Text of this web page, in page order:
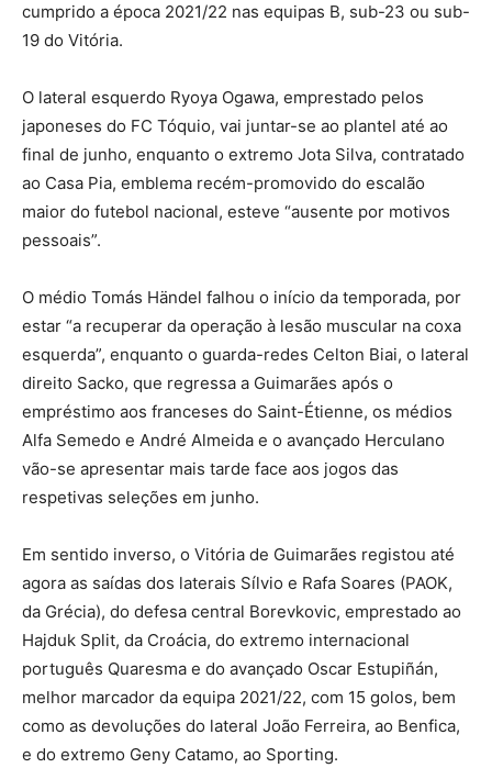
cumprido a época 2021/22 nas equipas B, sub-23 ou sub-
19 do Vitória.
O lateral esquerdo Ryoya Ogawa, emprestado pelos
japoneses do FC Tóquio, vai juntar-se ao plantel até ao
final de junho, enquanto o extremo Jota Silva, contratado
ao Casa Pia, emblema recém-promovido do escalão
maior do futebol nacional, esteve “ausente por motivos
pessoais”.
O médio Tomás Händel falhou o início da temporada, por
estar “a recuperar da operação à lesão muscular na coxa
esquerda”, enquanto o guarda-redes Celton Biai, o lateral
direito Sacko, que regressa a Guimarães após o
empréstimo aos franceses do Saint-Étienne, os médios
Alfa Semedo e André Almeida e o avançado Herculano
vão-se apresentar mais tarde face aos jogos das
respetivas seleções em junho.
Em sentido inverso, o Vitória de Guimarães registou até
agora as saídas dos laterais Sílvio e Rafa Soares (PAOK,
da Grécia), do defesa central Borevkovic, emprestado ao
Hajduk Split, da Croácia, do extremo internacional
português Quaresma e do avançado Oscar Estupiñán,
melhor marcador da equipa 2021/22, com 15 golos, bem
como as devoluções do lateral João Ferreira, ao Benfica,
e do extremo Geny Catamo, ao Sporting.